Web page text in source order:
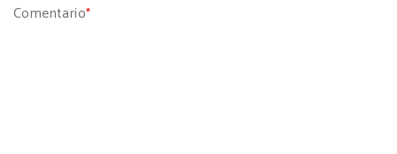
Comentario*